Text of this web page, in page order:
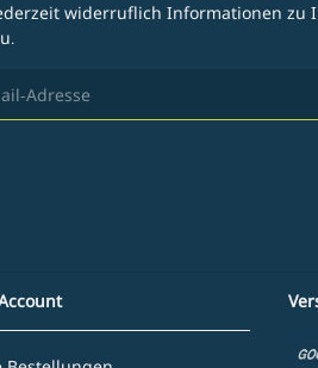
widerruflich Informationen zu